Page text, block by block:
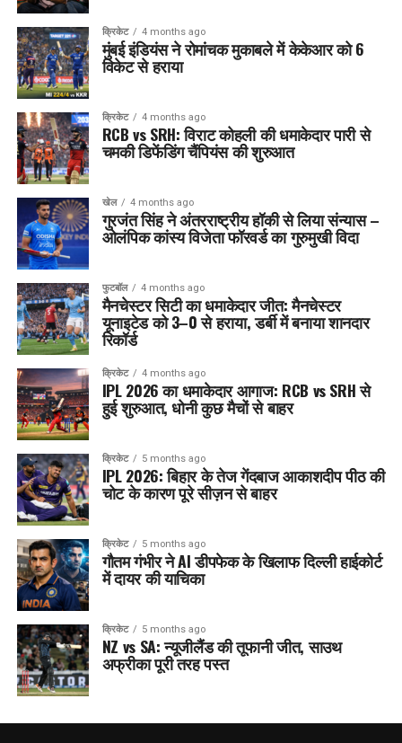
क्रिकेट 4 months ago
मुंबई इंडियंस ने रोमांचक मुकाबले में केकेआर को 6
विकेट से हराया
क्रिकेट 4 months ago
RCB vs SRH: विराट कोहली की धमाकेदार पारी से
चमकी डिफेंडिंग चैंपियंस की शुरुआत
खेल 4 months ago
गुरजंत सिंह ने अंतरराष्ट्रीय हॉकी से लिया संन्यास –
ओलंपिक कांस्य विजेता फॉरवर्ड का गुरुमुखी विदा
फुटबॉल 4 months ago
मैनचेस्टर सिटी का धमाकेदार जीत: मैनचेस्टर
यूनाइटेड को 3–0 से हराया, डर्बी में बनाया शानदार
रिकॉर्ड
क्रिकेट 4 months ago
IPL 2026 का धमाकेदार आगाज: RCB vs SRH से
हुई शुरुआत, धोनी कुछ मैचों से बाहर
क्रिकेट 5 months ago
IPL 2026: बिहार के तेज गेंदबाज आकाशदीप पीठ की
चोट के कारण पूरे सीज़न से बाहर
क्रिकेट 5 months ago
गौतम गंभीर ने AI डीपफेक के खिलाफ दिल्ली हाईकोर्ट
में दायर की याचिका
क्रिकेट 5 months ago
NZ vs SA: न्यूजीलैंड की तूफानी जीत, साउथ
अफ्रीका पूरी तरह पस्त